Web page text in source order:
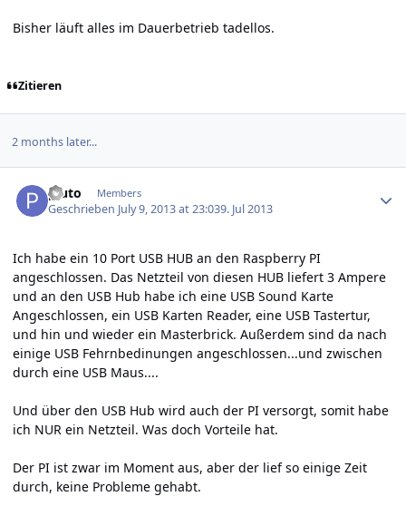
Bisher läuft alles im Dauerbetrieb tadellos.
Zitieren
2 months later...
pluto Members
Geschrieben July 9, 2013 at 23:039. Jul 2013
Ich habe ein 10 Port USB HUB an den Raspberry PI
angeschlossen. Das Netzteil von diesen HUB liefert 3 Ampere
und an den USB Hub habe ich eine USB Sound Karte
Angeschlossen, ein USB Karten Reader, eine USB Tastertur,
und hin und wieder ein Masterbrick. Außerdem sind da nach
einige USB Fehrnbedinungen angeschlossen...und zwischen
durch eine USB Maus....
Und über den USB Hub wird auch der PI versorgt, somit habe
ich NUR ein Netzteil. Was doch Vorteile hat.
Der PI ist zwar im Moment aus, aber der lief so einige Zeit
durch, keine Probleme gehabt.